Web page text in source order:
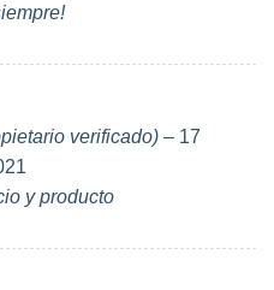
verificado) – 17
y producto